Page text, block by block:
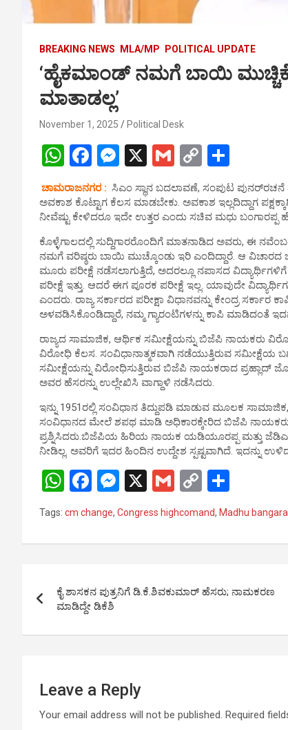
BREAKING NEWS MLA/MP POLITICAL UPDATE
‘ಹೈಕಮಾಂಡ್ ನಮಗೆ ಬಾಯಿ
ಮಾತಾಡಲ್ಲ’
November 1, 2025 Political Desk
W
at
s
A
p
p
F
a
ce
b
o
o
k
M
se
n
g
er
X
G
m
ail
C
o
py
Li
n
k
h
ar
e
ಚಾಮರಾಜನಗರ : ಸಿಎಂ ಸ್ಥಾನ ಬದಲಾವಣೆ, ಸಂಪುಟ ಪುನರ್‌ರಚನೆ
ಅವಕಾಶ ಕೊಟ್ಟಾಗ ಕೆಲಸ ಮಾಡಬೇಕು. ಅವಕಾಶ ಇಲ್ಲದಿದ್ದಾಗ
ನೀವೆಷ್ಟು ಕೇಳಿದರೂ ಇದೇ ಉತ್ತರ ಎಂದು ಸಚಿವ ಮಧು ಬಂಗಾರಪ್ಪ
ಕೊಳ್ಳೆಗಾಲದಲ್ಲಿ ಸುದ್ದಿಗಾರರೊಂದಿಗೆ ಮಾತನಾಡಿದ ಅವರು, ಈ
ನಮಗೆ ವರಿಷ್ಠರು ಬಾಯಿ ಮುಚ್ಕೊಂಡು ಇರಿ ಎಂದಿದ್ದಾರೆ. ಆ
ಮೂರು ಪರೀಕ್ಷೆ ನಡೆಸಲಾಗುತ್ತಿದೆ, ಅದರಲ್ಲೂ ನಪಾಸದ
ಪರೀಕ್ಷೆ ಇತ್ತು. ಆದರೆ ಈಗ ಪೂರಕ ಪರೀಕ್ಷೆ ಇಲ್ಲ. ಯಾವುದೇ
ಎಂದರು. ರಾಜ್ಯ ಸರ್ಕಾರದ ಪರೀಕ್ಷಾ ವಿಧಾನವನ್ನು ಕೇಂದ್ರ
ಅಳವಡಿಸಿಕೊಂಡಿದ್ದಾರೆ, ನಮ್ಮ ಗ್ಯಾರಂಟಿಗಳನ್ನು ಕಾಪಿ ಮಾಡಿದಂತೆ
ರಾಜ್ಯದ ಸಾಮಾಜಿಕ, ಆರ್ಥಿಕ ಸಮೀಕ್ಷೆಯನ್ನು ಬಿಜೆಪಿ ನಾಯಕರು
ವಿರೋಧಿ ಕೆಲಸ. ಸಂವಿಧಾನಾತ್ಮಕವಾಗಿ ನಡೆಯುತ್ತಿರುವ ಸಮೀಕ್ಷೆಯ
ಸಮೀಕ್ಷೆಯನ್ನು ವಿರೋಧಿಸುತ್ತಿರುವ ಬಿಜೆಪಿ ನಾಯಕರಾದ ಪ್ರಹ್ಲಾದ್
ಅವರ ಹೆಸರನ್ನು ಉಲ್ಲೇಖಿಸಿ ವಾಗ್ದಾಳಿ ನಡೆಸಿದರು.
ಇನ್ನು 1951ರಲ್ಲಿ ಸಂವಿಧಾನ ತಿದ್ದುಪಡಿ ಮಾಡುವ ಮೂಲಕ
ಸಂವಿಧಾನದ ಮೇಲೆ ಶಪಥ ಮಾಡಿ ಅಧಿಕಾರಕ್ಕೇರಿದ ಬಿಜೆಪಿ ನಾಯಕರು
ಪ್ರಶ್ನಿಸಿದರು.ಬಿಜೆಪಿಯ ಹಿರಿಯ ನಾಯಕ ಯಡಿಯೂರಪ್ಪ ಮತ್ತು
ನೀಡಿಲ್ಲ. ಅವರಿಗೆ ಇದರ ಹಿಂದಿನ ಉದ್ದೇಶ ಸ್ಪಷ್ಟವಾಗಿದೆ. ಇದನ್ನು
W
at
s
p
p
F
ce
b
o
k
M
es
se
n
er
X
G
m
ail
C
o
py
Li
k
h
ar
e
Tags: cm change, Congress highcomand, Madhu
navigation
ಕೈ ಶಾಸಕನ ಪುತ್ರನಿಗೆ ಡಿ.ಕೆ.ಶಿವಕುಮಾರ್ ಹೆಸರು; ನಾಮಕರಣ
ಮಾಡಿದ್ದೇ ಡಿಕೆಶಿ
Leave a Reply
Your email address will not be published. Required